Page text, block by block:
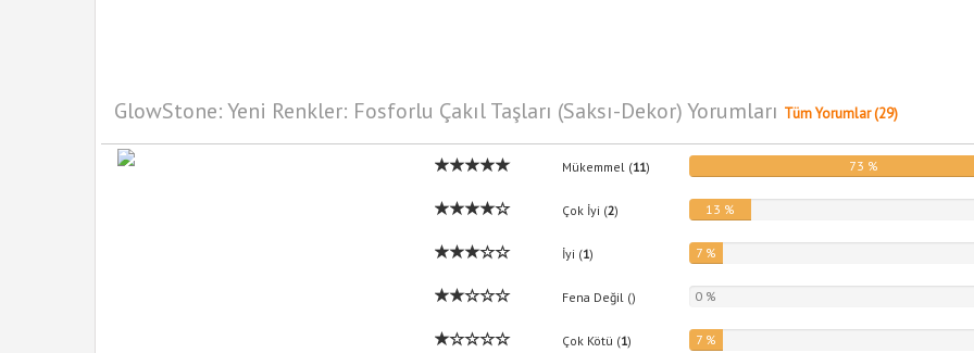
GlowStone: Yeni Renkler: Fosforlu Çakıl Taşları (Saksı-Dekor) Yorumları Tüm Yorumlar (29)
Mükemmel (11) 73 %
Çok İyi (2) 13 %
İyi (1) 7 %
Fena Değil () 0 %
Çok Kötü (1) 7 %